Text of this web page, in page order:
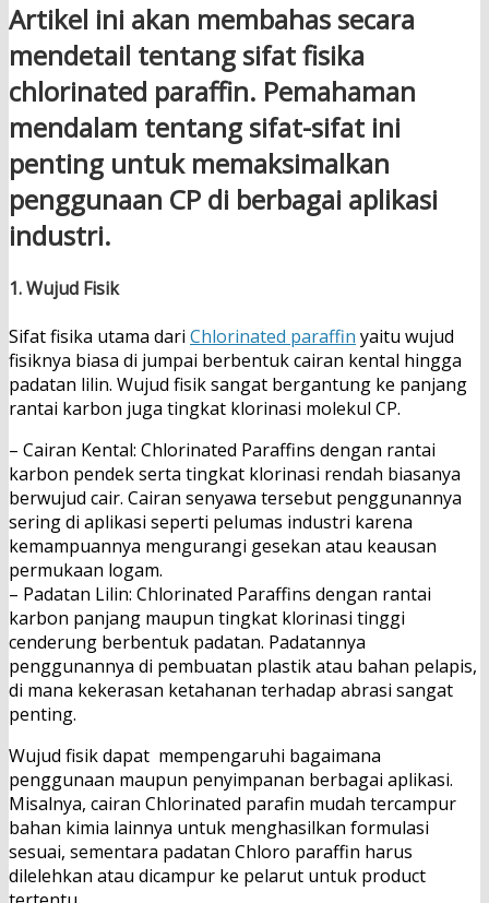
Artikel ini akan membahas secara
mendetail tentang sifat fisika
chlorinated paraffin. Pemahaman
mendalam tentang sifat-sifat ini
penting untuk memaksimalkan
penggunaan CP di berbagai aplikasi
industri.
1. Wujud Fisik
Sifat fisika utama dari Chlorinated paraffin yaitu wujud
fisiknya biasa di jumpai berbentuk cairan kental hingga
padatan lilin. Wujud fisik sangat bergantung ke panjang
rantai karbon juga tingkat klorinasi molekul CP.
– Cairan Kental: Chlorinated Paraffins dengan rantai
karbon pendek serta tingkat klorinasi rendah biasanya
berwujud cair. Cairan senyawa tersebut penggunannya
sering di aplikasi seperti pelumas industri karena
kemampuannya mengurangi gesekan atau keausan
permukaan logam.
– Padatan Lilin: Chlorinated Paraffins dengan rantai
karbon panjang maupun tingkat klorinasi tinggi
cenderung berbentuk padatan. Padatannya
penggunannya di pembuatan plastik atau bahan pelapis,
di mana kekerasan ketahanan terhadap abrasi sangat
penting.
Wujud fisik dapat mempengaruhi bagaimana
penggunaan maupun penyimpanan berbagai aplikasi.
Misalnya, cairan Chlorinated parafin mudah tercampur
bahan kimia lainnya untuk menghasilkan formulasi
sesuai, sementara padatan Chloro paraffin harus
dilelehkan atau dicampur ke pelarut untuk product